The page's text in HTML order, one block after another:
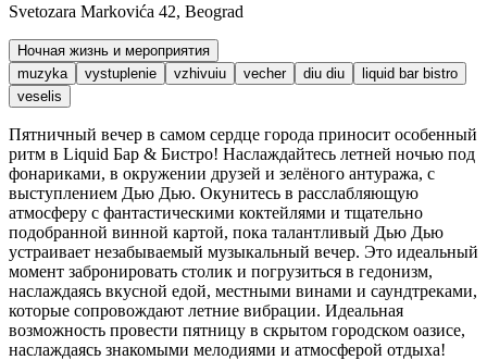
Svetozara Markovića 42, Beograd
Ночная жизнь и мероприятия
muzyka
vystuplenie vzhivuiu vecher diu diu
liquid bar bistro
veselis
Пятничный вечер в самом сердце города приносит особенный
ритм в Liquid Бар & Бистро! Наслаждайтесь летней ночью под
фонариками, в окружении друзей и зелёного антуража, с
выступлением Дью Дью. Окунитесь в расслабляющую
атмосферу с фантастическими коктейлями и тщательно
подобранной винной картой, пока талантливый Дью Дью
устраивает незабываемый музыкальный вечер. Это идеальный
момент забронировать столик и погрузиться в гедонизм,
наслаждаясь вкусной едой, местными винами и саундтреками,
которые сопровождают летние вибрации. Идеальная
возможность провести пятницу в скрытом городском оазисе,
наслаждаясь знакомыми мелодиями и атмосферой отдыха!